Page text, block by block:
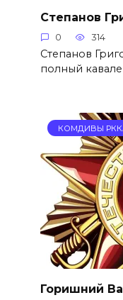
Степанов
0 314
Степанов
полный
КОМДИВЫ
Горишний